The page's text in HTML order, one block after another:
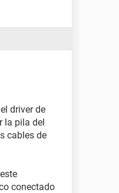
driver de
la pila del
cables de
conectado